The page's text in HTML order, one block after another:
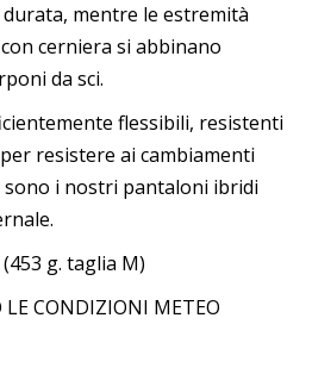
mentre le estremità
cerniera si abbinano
da sci.
flessibili, resistenti
resistere ai cambiamenti
sono i nostri pantaloni ibridi
(453 g. taglia M)
LE CONDIZIONI METEO